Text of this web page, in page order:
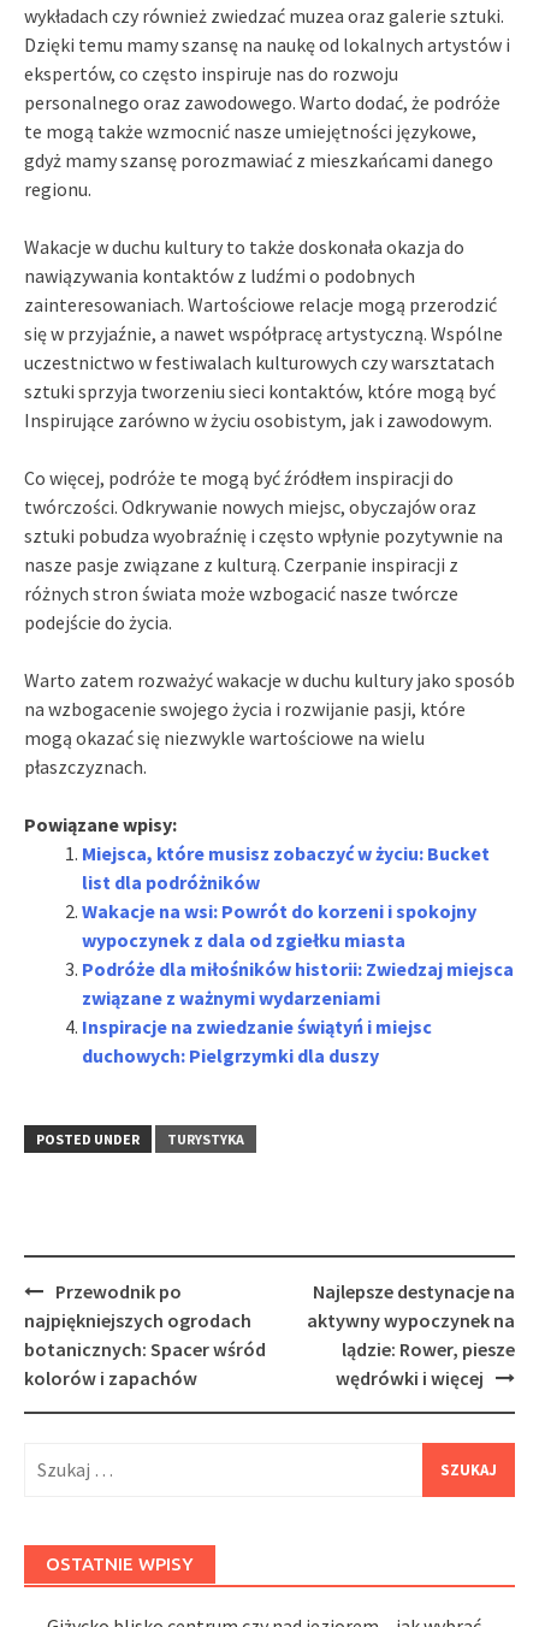
wykładach czy również zwiedzać muzea oraz galerie sztuki.
Dzięki temu mamy szansę na naukę od lokalnych artystów i
ekspertów, co często inspiruje nas do rozwoju
personalnego oraz zawodowego. Warto dodać, że podróże
te mogą także wzmocnić nasze umiejętności językowe,
gdyż mamy szansę porozmawiać z mieszkańcami danego
regionu.
Wakacje w duchu kultury to także doskonała okazja do
nawiązywania kontaktów z ludźmi o podobnych
zainteresowaniach. Wartościowe relacje mogą przerodzić
się w przyjaźnie, a nawet współpracę artystyczną. Wspólne
uczestnictwo w festiwalach kulturowych czy warsztatach
sztuki sprzyja tworzeniu sieci kontaktów, które mogą być
Inspirujące zarówno w życiu osobistym, jak i zawodowym.
Co więcej, podróże te mogą być źródłem inspiracji do
twórczości. Odkrywanie nowych miejsc, obyczajów oraz
sztuki pobudza wyobraźnię i często wpłynie pozytywnie na
nasze pasje związane z kulturą. Czerpanie inspiracji z
różnych stron świata może wzbogacić nasze twórcze
podejście do życia.
Warto zatem rozważyć wakacje w duchu kultury jako sposób
na wzbogacenie swojego życia i rozwijanie pasji, które
mogą okazać się niezwykle wartościowe na wielu
płaszczyznach.
Powiązane wpisy:
Miejsca, które musisz zobaczyć w życiu: Bucket
list dla podróżników
Wakacje na wsi: Powrót do korzeni i spokojny
wypoczynek z dala od zgiełku miasta
Podróże dla miłośników historii: Zwiedzaj miejsca
związane z ważnymi wydarzeniami
Inspiracje na zwiedzanie świątyń i miejsc
duchowych: Pielgrzymki dla duszy
POSTED UNDER TURYSTYKA
Post
navigation
Przewodnik po
najpiękniejszych ogrodach
botanicznych: Spacer wśród
kolorów i zapachów
Najlepsze destynacje na
aktywny wypoczynek na
lądzie: Rower, piesze
wędrówki i więcej
OSTATNIE WPISY